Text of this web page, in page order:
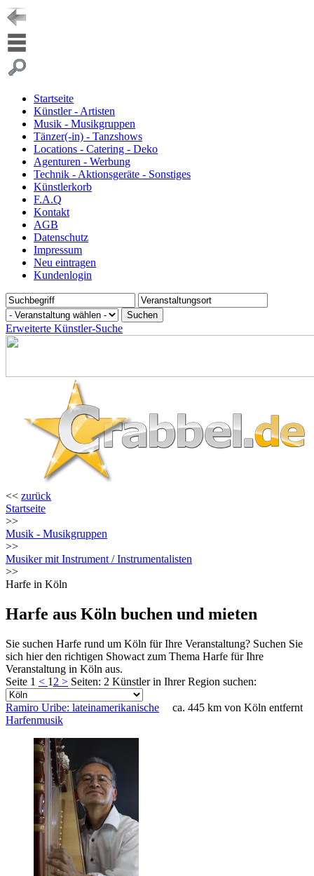
Startseite
Künstler - Artisten
Musik - Musikgruppen
Tänzer(-in) - Tanzshows
Locations - Catering - Deko
Agenturen - Werbung
Technik - Aktionsgeräte - Sonstiges
Künstlerkorb
F.A.Q
Kontakt
AGB
Datenschutz
Impressum
Neu eintragen
Kundenlogin
Erweiterte Künstler-Suche
<< zurück
Startseite
>>
Musik - Musikgruppen
>>
Musiker mit Instrument / Instrumentalisten
>>
Harfe in Köln
Harfe aus Köln buchen und mieten
Sie suchen Harfe rund um Köln für Ihre Veranstaltung? Suchen Sie
sich hier den richtigen Showact zum Thema Harfe für Ihre
Veranstaltung in Köln aus.
Seite 1 < 1 2 > Seiten: 2 Künstler in Ihrer Region suchen:
ca. 445 km von Köln entfernt
Ramiro Uribe: lateinamerikanische
Harfenmusik